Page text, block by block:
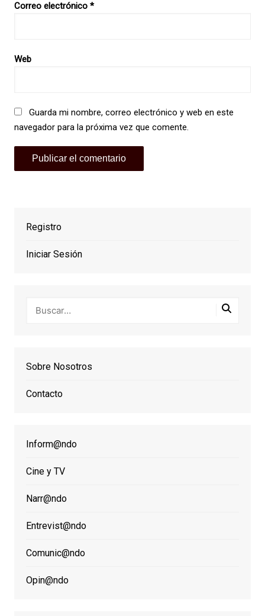
Correo electrónico *
Web
Guarda mi nombre, correo electrónico y web en este
navegador para la próxima vez que comente.
Registro
Iniciar Sesión
Sobre Nosotros
Contacto
Inform@ndo
Cine y TV
Narr@ndo
Entrevist@ndo
Comunic@ndo
Opin@ndo